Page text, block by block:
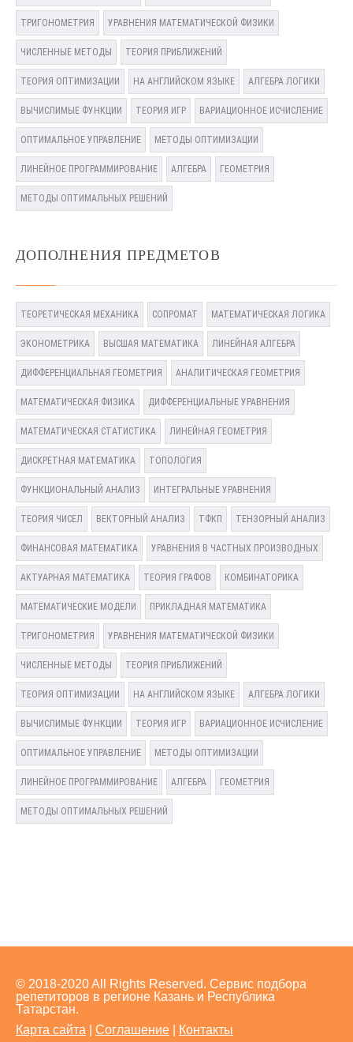
ТРИГОНОМЕТРИЯ УРАВНЕНИЯ МАТЕМАТИЧЕСКОЙ ФИЗИКИ
ЧИСЛЕННЫЕ МЕТОДЫ ТЕОРИЯ ПРИБЛИЖЕНИЙ
ТЕОРИЯ ОПТИМИЗАЦИИ НА АНГЛИЙСКОМ ЯЗЫКЕ АЛГЕБРА ЛОГИКИ
ВЫЧИСЛИМЫЕ ФУНКЦИИ ТЕОРИЯ ИГР ВАРИАЦИОННОЕ ИСЧИСЛЕНИЕ
ОПТИМАЛЬНОЕ УПРАВЛЕНИЕ МЕТОДЫ ОПТИМИЗАЦИИ
ЛИНЕЙНОЕ ПРОГРАММИРОВАНИЕ АЛГЕБРА ГЕОМЕТРИЯ
МЕТОДЫ ОПТИМАЛЬНЫХ РЕШЕНИЙ
ДОПОЛНЕНИЯ ПРЕДМЕТОВ
ТЕОРЕТИЧЕСКАЯ МЕХАНИКА СОПРОМАТ МАТЕМАТИЧЕСКАЯ ЛОГИКА
ЭКОНОМЕТРИКА ВЫСШАЯ МАТЕМАТИКА ЛИНЕЙНАЯ АЛГЕБРА
ДИФФЕРЕНЦИАЛЬНАЯ ГЕОМЕТРИЯ АНАЛИТИЧЕСКАЯ ГЕОМЕТРИЯ
МАТЕМАТИЧЕСКАЯ ФИЗИКА ДИФФЕРЕНЦИАЛЬНЫЕ УРАВНЕНИЯ
МАТЕМАТИЧЕСКАЯ СТАТИСТИКА ЛИНЕЙНАЯ ГЕОМЕТРИЯ
ДИСКРЕТНАЯ МАТЕМАТИКА ТОПОЛОГИЯ
ФУНКЦИОНАЛЬНЫЙ АНАЛИЗ ИНТЕГРАЛЬНЫЕ УРАВНЕНИЯ
ТЕОРИЯ ЧИСЕЛ ВЕКТОРНЫЙ АНАЛИЗ ТФКП ТЕНЗОРНЫЙ АНАЛИЗ
ФИНАНСОВАЯ МАТЕМАТИКА УРАВНЕНИЯ В ЧАСТНЫХ ПРОИЗВОДНЫХ
АКТУАРНАЯ МАТЕМАТИКА ТЕОРИЯ ГРАФОВ КОМБИНАТОРИКА
МАТЕМАТИЧЕСКИЕ МОДЕЛИ ПРИКЛАДНАЯ МАТЕМАТИКА
ТРИГОНОМЕТРИЯ УРАВНЕНИЯ МАТЕМАТИЧЕСКОЙ ФИЗИКИ
ЧИСЛЕННЫЕ МЕТОДЫ ТЕОРИЯ ПРИБЛИЖЕНИЙ
ТЕОРИЯ ОПТИМИЗАЦИИ НА АНГЛИЙСКОМ ЯЗЫКЕ АЛГЕБРА ЛОГИКИ
ВЫЧИСЛИМЫЕ ФУНКЦИИ ТЕОРИЯ ИГР ВАРИАЦИОННОЕ ИСЧИСЛЕНИЕ
ОПТИМАЛЬНОЕ УПРАВЛЕНИЕ МЕТОДЫ ОПТИМИЗАЦИИ
ЛИНЕЙНОЕ ПРОГРАММИРОВАНИЕ АЛГЕБРА ГЕОМЕТРИЯ
МЕТОДЫ ОПТИМАЛЬНЫХ РЕШЕНИЙ
© 2018-2020 All Rights Reserved. Сервис подбора
репетиторов в регионе Казань и Республика
Татарстан.
Карта сайта
Соглашение Контакты